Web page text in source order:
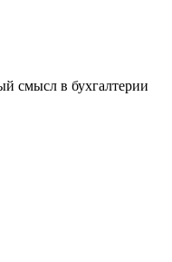
смысл в бухгалтерии